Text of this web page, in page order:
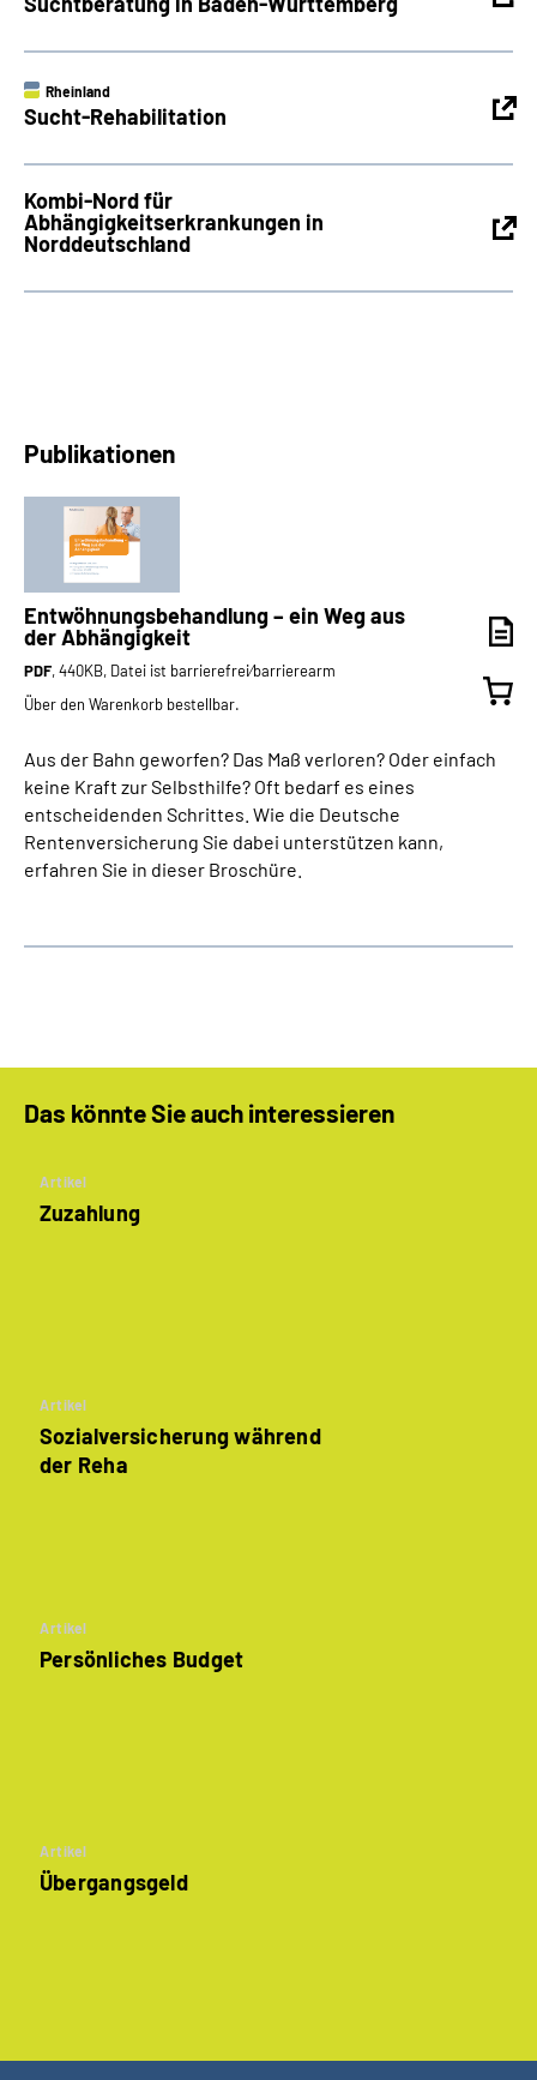
Rheinland
Sucht-Rehabilitation
Kombi-Nord für
Abhängigkeitserkrankungen in
Norddeutschland
Publikationen
Entwöhnungsbehandlung – ein Weg aus
der Abhängigkeit
PDF, 440KB, Datei ist barrierefrei⁄barrierearm
Über den Warenkorb bestellbar.
Aus der Bahn geworfen? Das Maß verloren? Oder einfach
keine Kraft zur Selbsthilfe? Oft bedarf es eines
entscheidenden Schrittes. Wie die Deutsche
Rentenversicherung Sie dabei unterstützen kann,
erfahren Sie in dieser Broschüre.
Das könnte Sie auch interessieren
Artikel
Zuzahlung
Artikel
Sozialversicherung während
der Reha
Artikel
Persönliches Budget
Artikel
Übergangsgeld